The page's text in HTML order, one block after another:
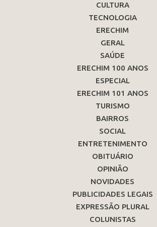
CULTURA
TECNOLOGIA
ERECHIM
GERAL
SAÚDE
ERECHIM 100 ANOS
ESPECIAL
ERECHIM 101 ANOS
TURISMO
BAIRROS
SOCIAL
ENTRETENIMENTO
OBITUÁRIO
OPINIÃO
NOVIDADES
PUBLICIDADES LEGAIS
EXPRESSÃO PLURAL
COLUNISTAS